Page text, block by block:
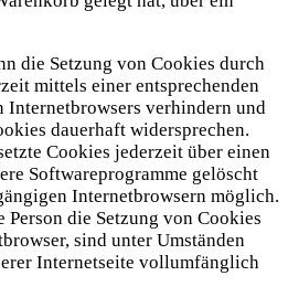
die Setzung von Cookies durch
mittels einer entsprechenden
Internetbrowsers verhindern und
dauerhaft widersprechen.
Cookies jederzeit über einen
Softwareprogramme gelöscht
Internetbrowsern möglich.
die Setzung von Cookies
sind unter Umständen
Internetseite vollumfänglich